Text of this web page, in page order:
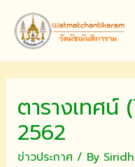
content
ตารางเทศน์
2562
ข่าวประกาศ/ By